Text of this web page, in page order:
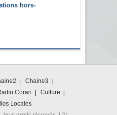
hors-
Chaine3
Coran
Culture
Locales